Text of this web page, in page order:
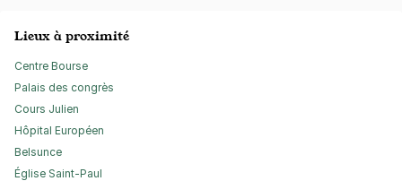
Lieux à proximité
Centre Bourse
Palais des congrès
Cours Julien
Hôpital Européen
Belsunce
Église Saint-Paul